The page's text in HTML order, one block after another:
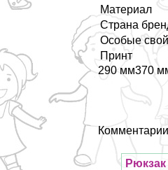
Материал
Страна
Особые
Принт
290 мм370